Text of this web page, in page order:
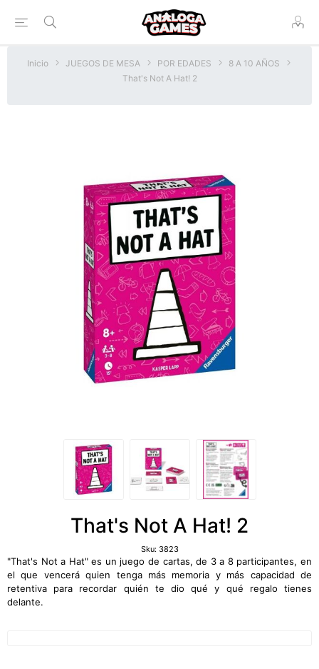
Inicio JUEGOS DE MESA POR EDADES
8 A 10 AÑOS
That's Not A Hat! 2
That's Not A Hat! 2
Sku: 3823
"That's Not a Hat" es un juego de cartas, de 3 a 8 participantes, en
el que vencerá quien tenga más memoria y más capacidad de
retentiva para recordar quién te dio qué y qué regalo tienes
delante.